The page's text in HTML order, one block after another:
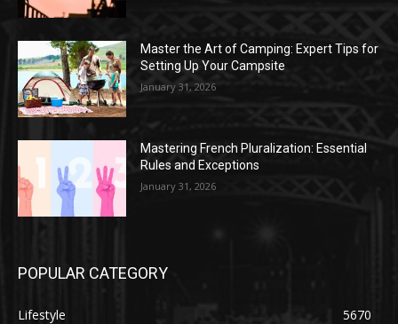
Master the Art of Camping: Expert Tips for
Setting Up Your Campsite
January 31, 2026
Mastering French Pluralization: Essential
Rules and Exceptions
January 31, 2026
POPULAR CATEGORY
Lifestyle
5670